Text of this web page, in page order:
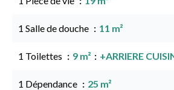
1 Salle de douche 11 m²
1 Toilettes 9 m² +ARRIERE
1 Dépendance 25 m²